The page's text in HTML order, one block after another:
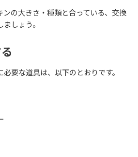
ンの大きさ・種類と合っている、交換
しょう。
要な道具は、以下のとおりです。